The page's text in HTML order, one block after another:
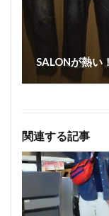
SALONが熱い
関連する記事